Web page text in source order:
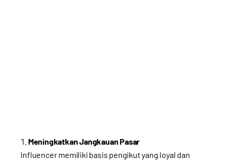
Meningkatkan Jangkauan Pasar
Influencer memiliki basis pengikut yang loyal dan